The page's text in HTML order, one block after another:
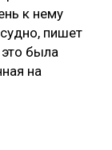
к нему
пишет
была
на